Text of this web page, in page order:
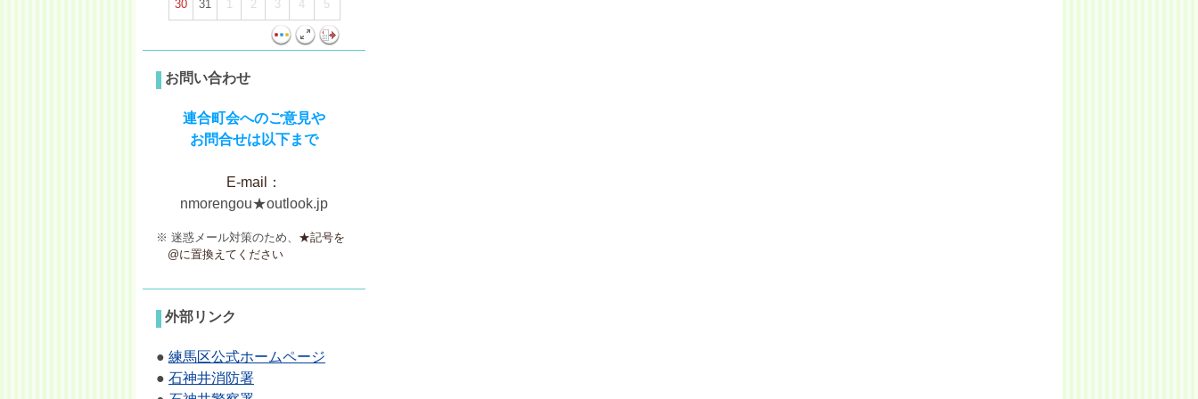
30 31 1 2 3 4 5
お問い合わせ
連合町会へのご意見や
お問合せは以下まで
E-mail：
nmorengou★outlook.jp
※ 迷惑メール対策のため、 ★記号を
@に置換えてください
外部リンク
● 練馬区公式ホームページ
● 石神井消防署